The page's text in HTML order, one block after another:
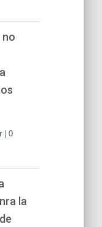
no
| 0
la